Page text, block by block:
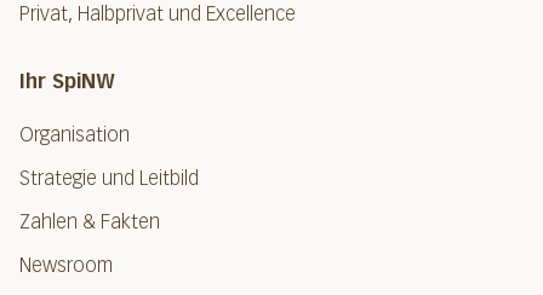
Privat, Halbprivat und Excellence
Ihr SpiNW
Organisation
Strategie und Leitbild
Zahlen & Fakten
Newsroom